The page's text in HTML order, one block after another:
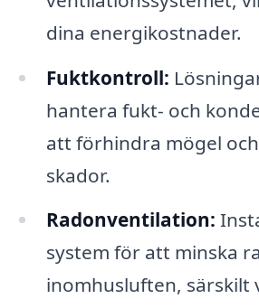
dina energikostnader.
Fuktkontroll:
hantera fukt- och
att förhindra mögel
skador.
Radonventilation:
system för att minska
inomhusluften, särskilt